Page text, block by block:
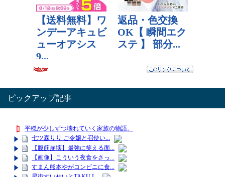
ピックアップ記事